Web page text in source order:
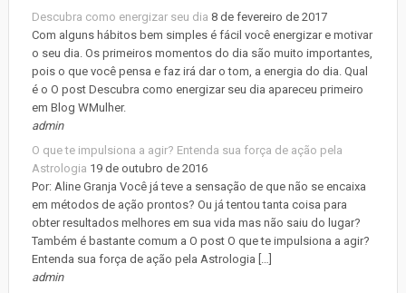
Descubra como energizar seu dia 8 de fevereiro de 2017
Com alguns hábitos bem simples é fácil você energizar e motivar
o seu dia. Os primeiros momentos do dia são muito importantes,
pois o que você pensa e faz irá dar o tom, a energia do dia. Qual
é o O post Descubra como energizar seu dia apareceu primeiro
em Blog WMulher.
admin
O que te impulsiona a agir? Entenda sua força de ação pela
Astrologia 19 de outubro de 2016
Por: Aline Granja Você já teve a sensação de que não se encaixa
em métodos de ação prontos? Ou já tentou tanta coisa para
obter resultados melhores em sua vida mas não saiu do lugar?
Também é bastante comum a O post O que te impulsiona a agir?
Entenda sua força de ação pela Astrologia […]
admin